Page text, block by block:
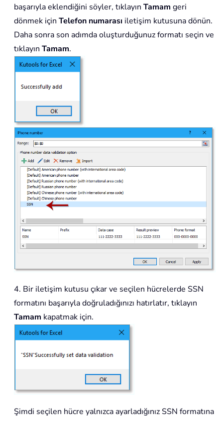
başarıyla eklendiğini söyler, tıklayın Tamam geri
dönmek için Telefon numarası iletişim kutusuna dönün.
Daha sonra son adımda oluşturduğunuz formatı seçin ve
tıklayın Tamam.
4. Bir iletişim kutusu çıkar ve seçilen hücrelerde SSN
formatını başarıyla doğruladığınızı hatırlatır, tıklayın
Tamam kapatmak için.
Şimdi seçilen hücre yalnızca ayarladığınız SSN formatına